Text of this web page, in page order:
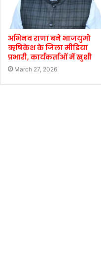
अभिनव राणा बने भाजयुमो
ऋषिकेश के जिला मीडिया
प्रभारी, कार्यकर्ताओं में खुशी
March 27, 2026